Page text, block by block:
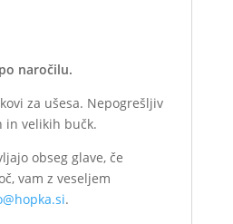
naročilu.
za ušesa. Nepogrešljiv
in velikih bučk.
obseg glave, če
vam z veseljem
.